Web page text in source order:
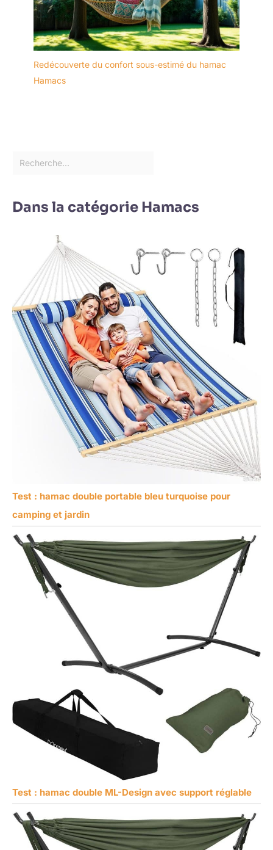
Redécouverte du confort sous-estimé du hamac
Hamacs
Dans la catégorie Hamacs
Test : hamac double portable bleu turquoise pour
camping et jardin
Test : hamac double ML-Design avec support réglable